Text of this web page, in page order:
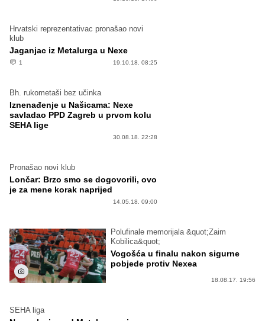
Hrvatski reprezentativac pronašao novi
klub
Jaganjac iz Metalurga u Nexe
1 19.10.18. 08:25
Bh. rukometaši bez učinka
Iznenađenje u Našicama: Nexe
savladao PPD Zagreb u prvom kolu
SEHA lige
30.08.18. 22:28
Pronašao novi klub
Lončar: Brzo smo se dogovorili, ovo
je za mene korak naprijed
14.05.18. 09:00
Polufinale memorijala &quot;Zaim
Kobilica&quot;
Vogošća u finalu nakon sigurne
pobjede protiv Nexea
18.08.17. 19:56
SEHA liga